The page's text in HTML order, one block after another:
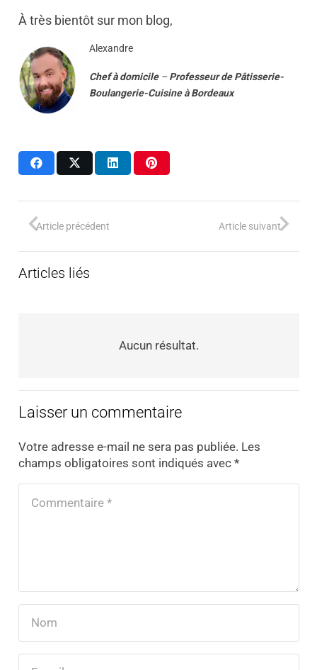
À très bientôt sur mon blog,
Alexandre
Chef à domicile–Professeur de Pâtisserie-
Boulangerie-Cuisine à Bordeaux
Article précédent Article suivant
Articles liés
Aucun résultat.
Laisser un commentaire
Votre adresse e-mail ne sera pas publiée. Les
champs obligatoires sont indiqués avec *